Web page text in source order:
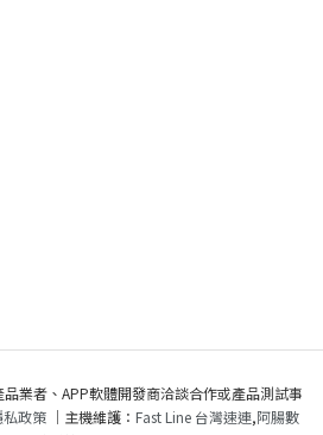
業者、APP軟體開發商洽談合作或產品測試事
私政策｜主機維護： Fast Line 台灣速連,阿腸數